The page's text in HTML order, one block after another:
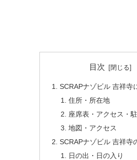
目次
SCRAPナゾビル 吉祥寺
住所・所在地
座席表・アクセス・
地図・アクセス
SCRAPナゾビル 吉祥寺
日の出・日の入り